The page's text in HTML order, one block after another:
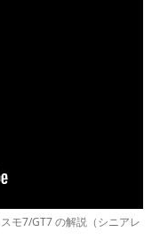
モ7/GT7 の解説（シニアレ